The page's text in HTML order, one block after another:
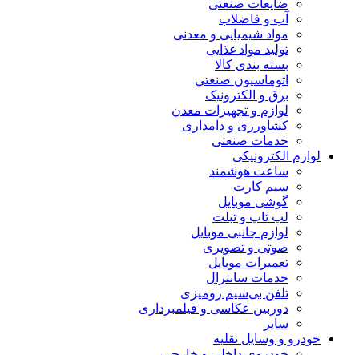
ضایعات صنعتی
آب و فاضلاب
مواد شیمیایی و معدنی
تولید مواد غذایی
بسته بندی کالا
اتوماسیون صنعتی
برق و الکترونیک
لوازم و تجهیزات معدن
کشاورزی و دامداری
خدمات صنعتی
لوازم الکترونیکی
ساعت هوشمند
سیم کارت
گوشی موبایل
لپ تاپ و تبلت
لوازم جانبی موبایل
صوتی و تصویری
تعمیرات موبایل
خدمات سانترال
تلفن بی‌سیم رومیزی
دوربین عکاسی و فیلمبرداری
سایر
خودرو و وسایل نقلیه